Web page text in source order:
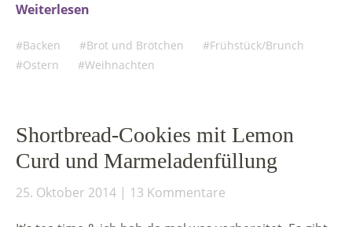
Weiterlesen
Backen Brot und Brötchen
Frühstück/Brunch
Ostern
Weihnachten
Shortbread-Cookies mit Lemon
Curd und Marmeladenfüllung
25. Oktober 2014 13 Kommentare